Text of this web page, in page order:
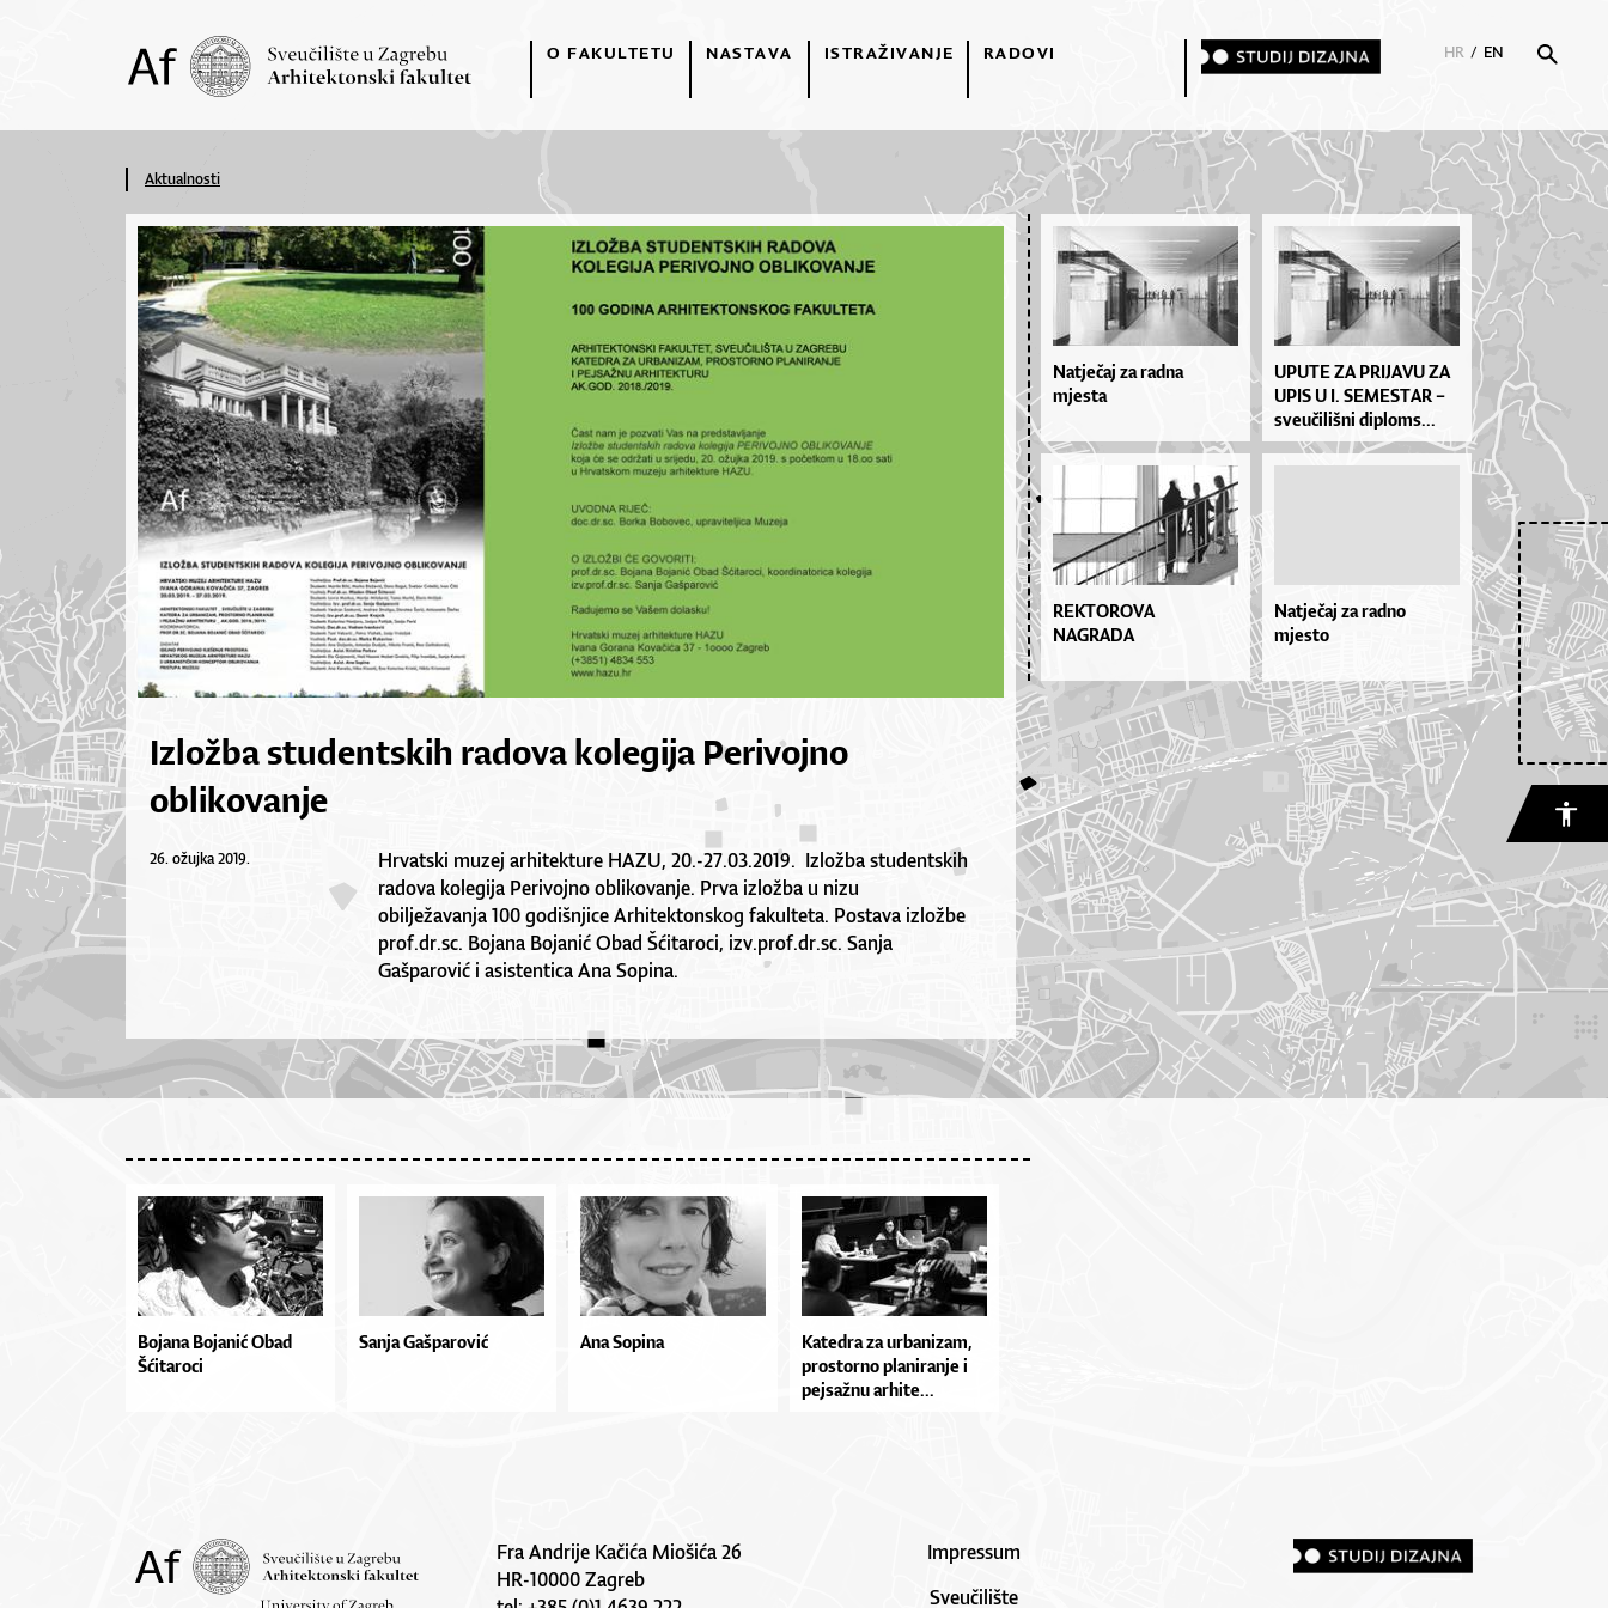
O FAKULTETU NASTAVA ISTRAŽIVANJE RADOVI HR / EN
Aktualnosti
Izložba studentskih radova kolegija Perivojno
oblikovanje
26. ožujka 2019.
Hrvatski muzej arhitekture HAZU, 20.-27.03.2019. Izložba studentskih
radova kolegija Perivojno oblikovanje. Prva izložba u nizu
obilježavanja 100 godišnjice Arhitektonskog fakulteta. Postava izložbe
prof.dr.sc. Bojana Bojanić Obad Šćitaroci, izv.prof.dr.sc. Sanja
Gašparović i asistentica Ana Sopina.
Natječaj za radna
mjesta
UPU­TE ZA PRI­JA­VU ZA
UPIS U I. SE­MES­TAR –
sve­u­či­liš­ni di­plo­ms...
REKTOROVA
NAGRADA
Natječaj za radno
mjesto
Bojana Bojanić Obad
Šćitaroci
Sanja Gašparović Ana Sopina
Ka­te­dra za ur­ba­ni­zam,
pros­tor­no pla­ni­ra­nje i
pej­saž­nu ar­hi­te...
Fra Andrije Kačića Miošića 26
HR-10000 Zagreb
Impressum
Sveučilište